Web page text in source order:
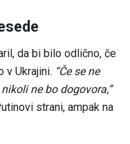
da bi bilo odlično, če
v Ukrajini. “Če se ne
ne bo dogovora,”
strani, ampak na